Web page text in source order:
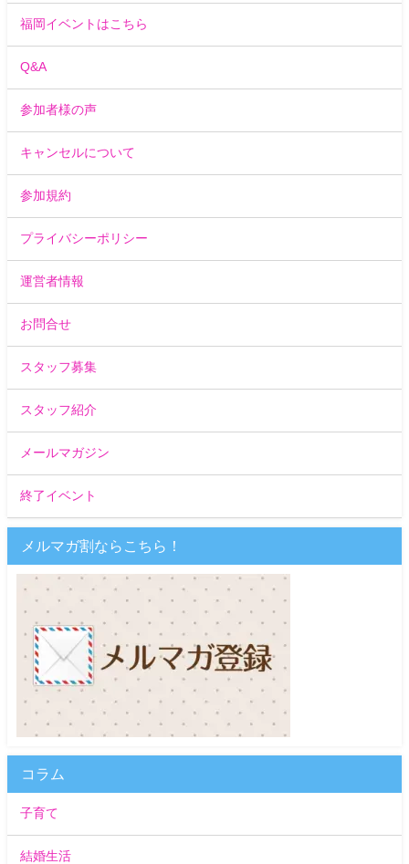
福岡イベントはこちら
Q&A
参加者様の声
キャンセルについて
参加規約
プライバシーポリシー
運営者情報
お問合せ
スタッフ募集
スタッフ紹介
メールマガジン
終了イベント
メルマガ割ならこちら！
コラム
子育て
結婚生活